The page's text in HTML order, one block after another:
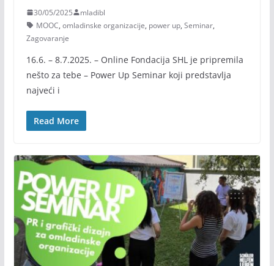
30/05/2025
mladibl
MOOC, omladinske organizacije, power up, Seminar,
Zagovaranje
16.6. – 8.7.2025. – Online Fondacija SHL je pripremila
nešto za tebe – Power Up Seminar koji predstavlja
najveći i
Read More